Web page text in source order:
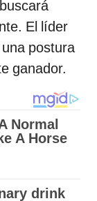
El líder
postura
ganador.